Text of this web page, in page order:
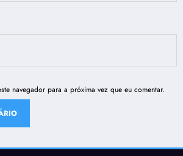
navegador para a próxima vez que eu comentar.